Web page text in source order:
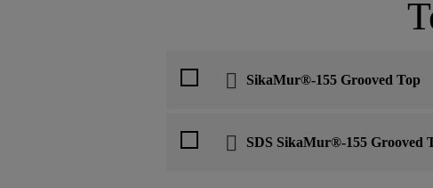
SikaMur®-155 Grooved Top
SDS SikaMur®-155 Grooved